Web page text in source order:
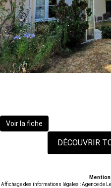
Voir la fiche
DÉCOUVRIR
Affichage des informations légales : Agence de